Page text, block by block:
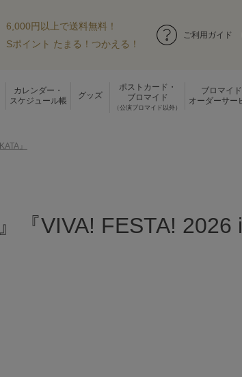
6,000円以上で送料無料！
Sポイント たまる！つかえる！
ご利用ガイド
カレンダー・
スケジュール帳
グッズ
ポストカード・
ブロマイド
（公演ブロマイド以外）
ブロマイド
オーダーサー
』
『VIVA! FESTA! 2026